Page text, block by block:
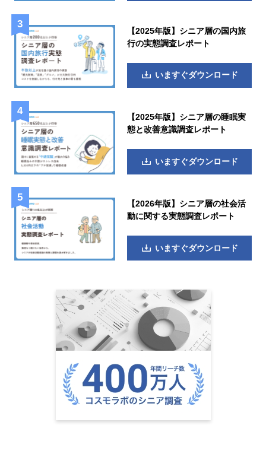
【2025年版】シニア層の国内旅
行の実態調査レポート
いますぐダウンロード
【2025年版】シニア層の睡眠実
態と改善意識調査レポート
いますぐダウンロード
【2026年版】シニア層の社会活
動に関する実態調査レポート
いますぐダウンロード